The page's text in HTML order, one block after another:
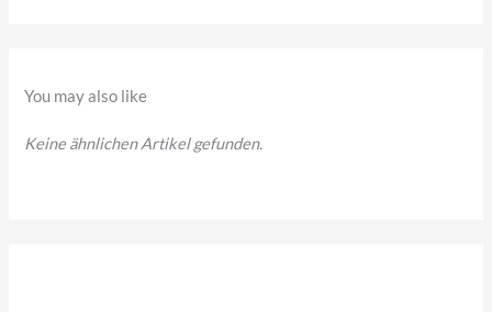
h
You may also like
Keine ähnlichen Artikel gefunden.